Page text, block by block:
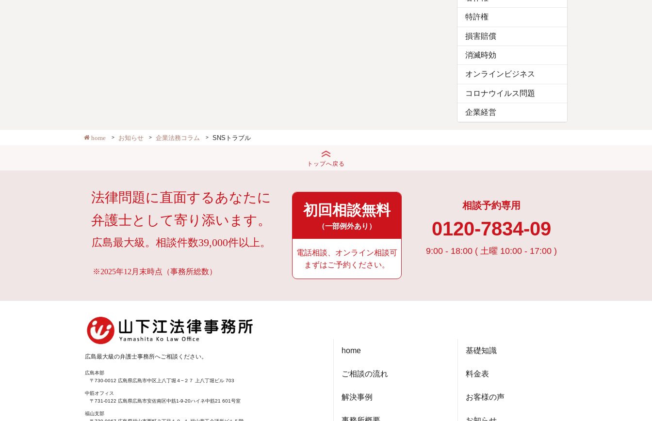
特許権
損害賠償
消滅時効
オンラインビジネス
コロナウイルス問題
企業経営
home お知らせ 企業法務コラム SNSトラブル
トップへ戻る
法律問題に直面するあなたに
弁護士として寄り添います。
広島最大級。相談件数39,000件以上。
※2025年12月末時点（事務所総数）
初回相談無料
（一部例外あり）
電話相談、オンライン相談可
まずはご予約ください。
相談予約専用
0120-7834-09
9:00 - 18:00 ( 土曜 10:00 - 17:00 )
広島最大級の弁護士事務所へご相談ください。
広島本部
〒730-0012 広島県広島市中区上八丁堀４−２７ 上八丁堀ビル 703
中筋オフィス
〒731-0122 広島県広島市安佐南区中筋1-9-20ハイネ中筋21 601号室
福山支部
home
ご相談の流れ
解決事例
基礎知識
料金表
お客様の声